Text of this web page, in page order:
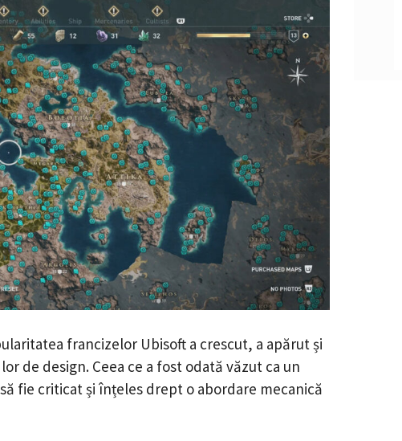
francizelor Ubisoft a crescut, a apărut și
de design. Ceea ce a fost odată văzut ca un
fie criticat și înțeles drept o abordare mecanică